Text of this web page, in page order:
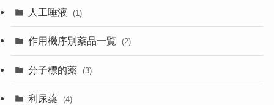
人工唾液 (1)
作用機序別薬品一覧 (2)
分子標的薬 (3)
利尿薬 (4)